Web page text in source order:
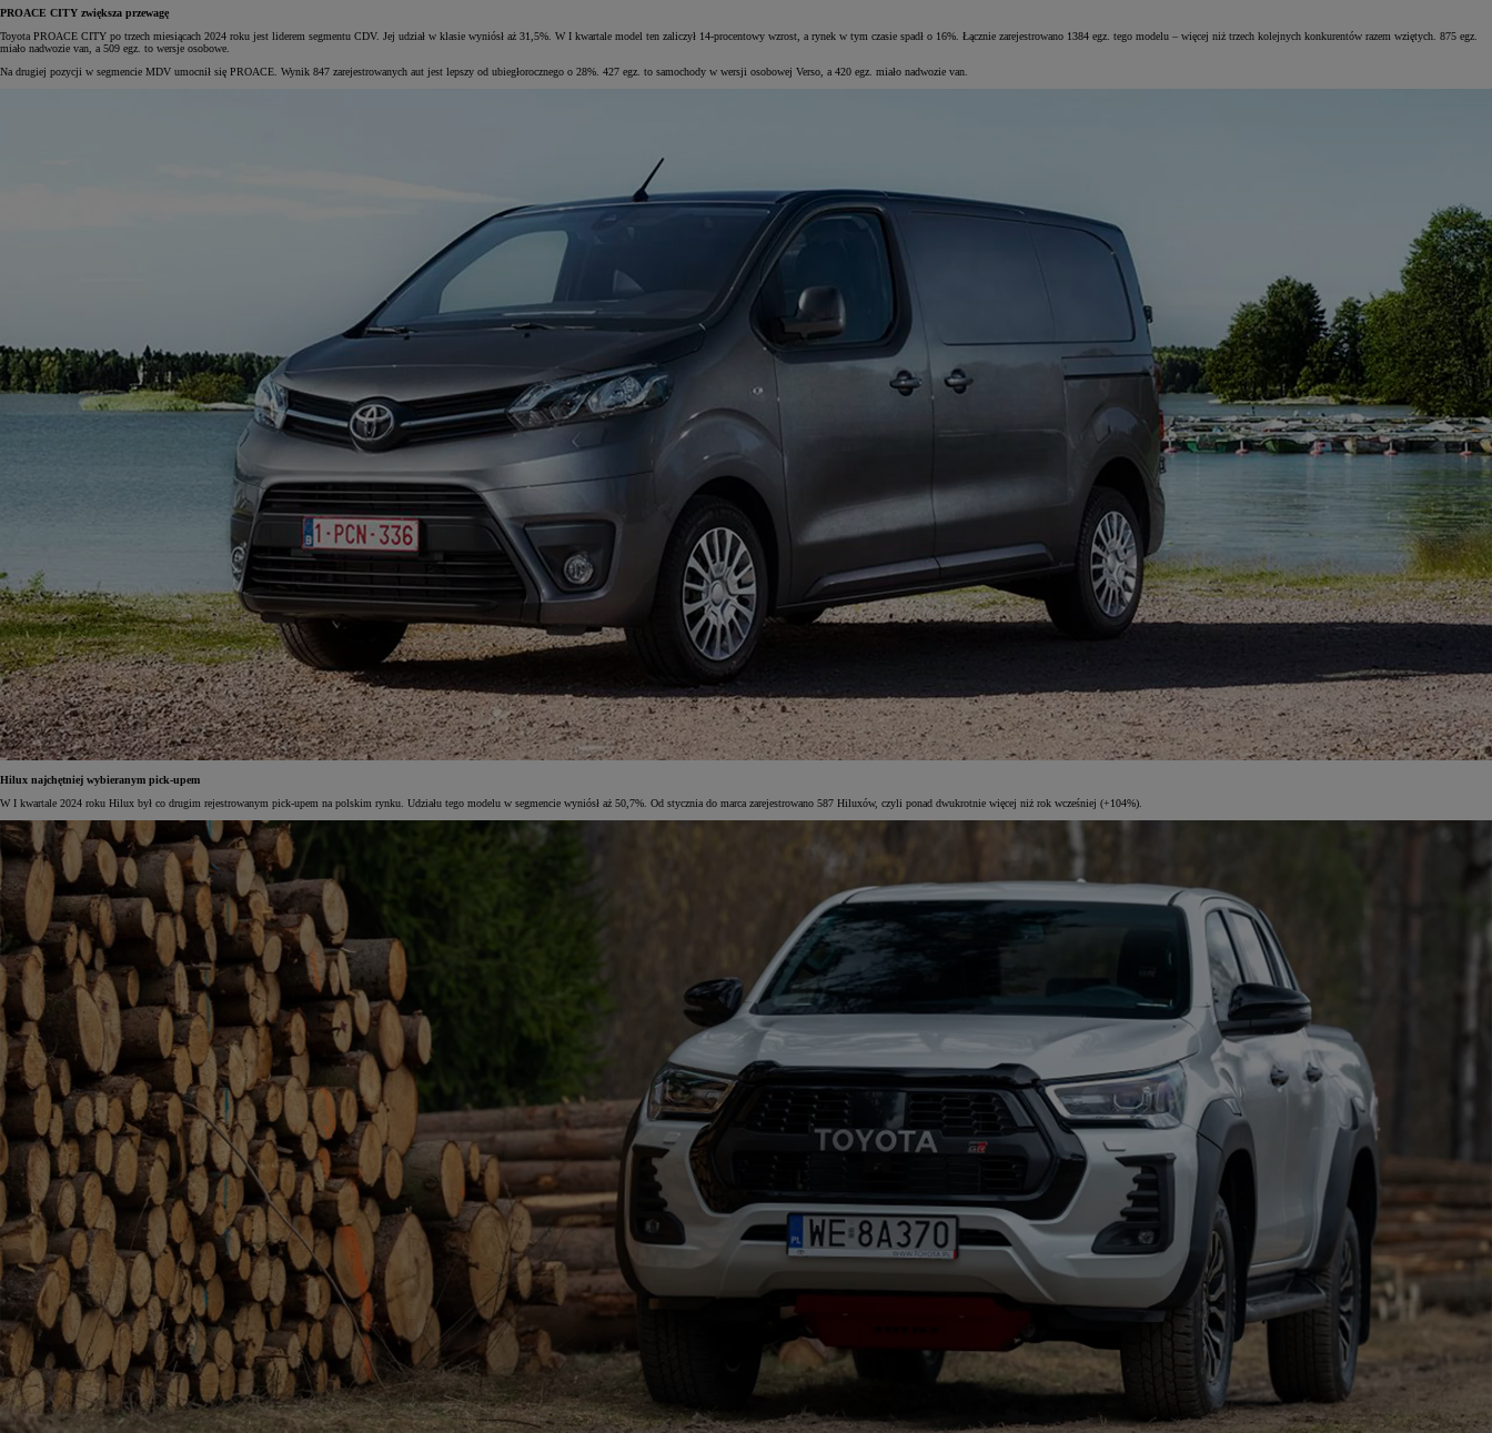
105 300 zł
Corolla Hatchback
HYBRID
PROACE CITY zwiększa przewagę
Toyota PROACE CITY po trzech miesiącach 2024 roku jest liderem segmentu CDV. Jej udział w klasie wyniósł aż 31,5%. W I kwartale model ten zaliczył 14-procentowy wzrost, a rynek w tym czasie spadł o 16%. Łącznie zarejestrowano 1384 egz. tego modelu – więcej niż trzech kolejnych konkurentów razem wziętych. 875 egz.
miało nadwozie van, a 509 egz. to wersje osobowe.
Na drugiej pozycji w segmencie MDV umocnił się PROACE. Wynik 847 zarejestrowanych aut jest lepszy od ubiegłorocznego o 28%. 427 egz. to samochody w wersji osobowej Verso, a 420 egz. miało nadwozie van.
Hilux najchętniej wybieranym pick-upem
W I kwartale 2024 roku Hilux był co drugim rejestrowanym pick-upem na polskim rynku. Udziału tego modelu w segmencie wyniósł aż 50,7%. Od stycznia do marca zarejestrowano 587 Hiluxów, czyli ponad dwukrotnie więcej niż rok wcześniej (+104%).